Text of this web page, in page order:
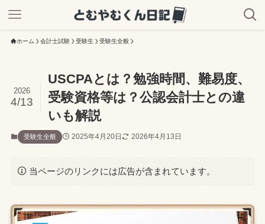
ホーム 会計士試験 受験生 受験生全般
USCPAとは？勉強時間、難易度、
受験資格等は？公認会計士との違
いも解説
2026
4/13
受験生全般 2025年4月20日 2026年4月13日
当ページのリンクには広告が含まれています。